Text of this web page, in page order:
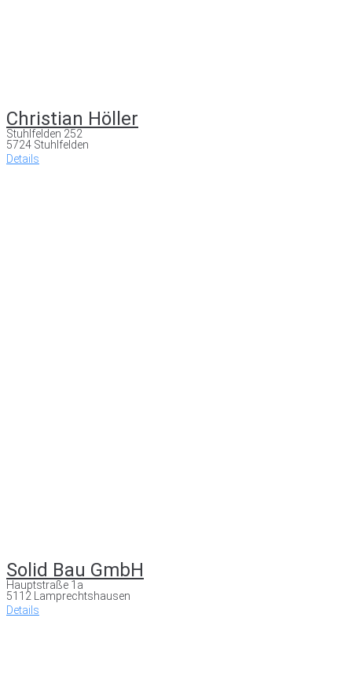
Christian Höller
Stuhlfelden 252
5724 Stuhlfelden
Details
Solid Bau GmbH
Hauptstraße 1a
5112 Lamprechtshausen
Details